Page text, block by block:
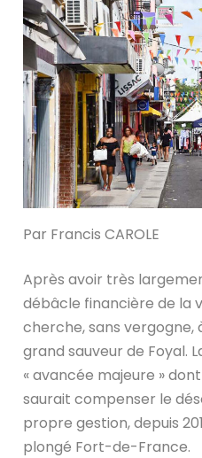
Par Francis CAROLE
Après avoir très
débâcle financière de la
cherche, sans vergogne,
grand sauveur de Foyal.
« avancée majeure »
saurait compenser le
propre gestion, depuis
plongé Fort-de-France.